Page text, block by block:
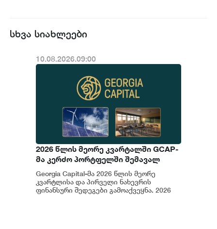
სხვა სიახლეები
10.08.2026.09:00
2026 წლის მეორე კვარტალში GCAP-
მა კერძო პორტფელში შემავალ
კომპანიებში ჯამურად 1.5 მლნ
ლარის ინვესტიცია განახორციელა
Georgia Capital-მა 2026 წლის მეორე
კვარტლისა და პირველი ნახევრის
ფინანსური შედეგები გამოაქვეყნა. 2026